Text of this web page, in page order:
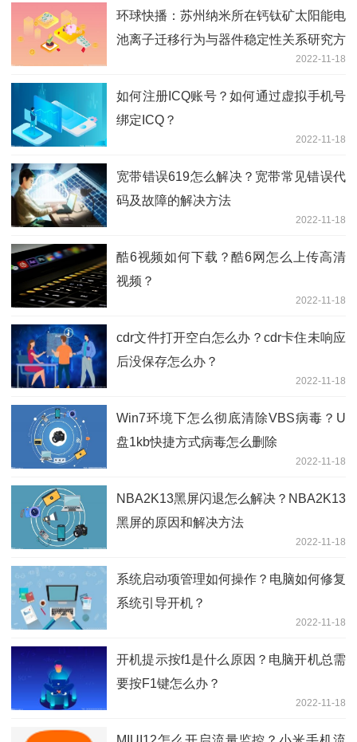
环球快播：苏州纳米所在钙钛矿太阳能电
池离子迁移行为与器件稳定性关系研究方
2022-11-18
如何注册ICQ账号？如何通过虚拟手机号
绑定ICQ？
2022-11-18
宽带错误619怎么解决？宽带常见错误代
码及故障的解决方法
2022-11-18
酷6视频如何下载？酷6网怎么上传高清
视频？
2022-11-18
cdr文件打开空白怎么办？cdr卡住未响应
后没保存怎么办？
2022-11-18
Win7环境下怎么彻底清除VBS病毒？U
盘1kb快捷方式病毒怎么删除
2022-11-18
NBA2K13黑屏闪退怎么解决？NBA2K13
黑屏的原因和解决方法
2022-11-18
系统启动项管理如何操作？电脑如何修复
系统引导开机？
2022-11-18
开机提示按f1是什么原因？电脑开机总需
要按F1键怎么办？
2022-11-18